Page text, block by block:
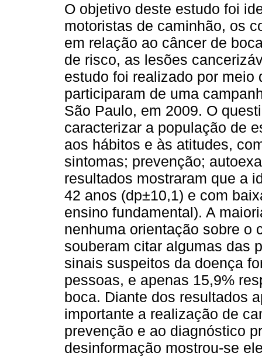
O objetivo deste estudo foi
motoristas de caminhão, os
em relação ao câncer de
de risco, as lesões
estudo foi realizado por
participaram de uma
São Paulo, em 2009. O
caracterizar a população de
aos hábitos e às atitudes,
sintomas; prevenção;
resultados mostraram que a
42 anos (dp±10,1) e com
ensino fundamental). A
nenhuma orientação sobre o
souberam citar algumas das
sinais suspeitos da doença
pessoas, e apenas 15,9%
boca. Diante dos resultados
importante a realização de
prevenção e ao diagnóstico
desinformação mostrou-se